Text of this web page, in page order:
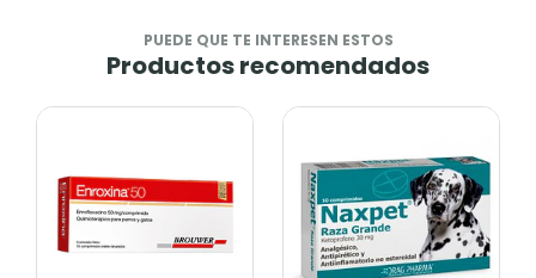
PUEDE QUE TE INTERESEN ESTOS
Productos recomendados